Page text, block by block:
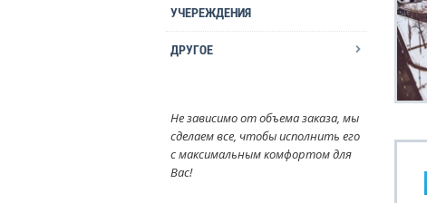
УЧЕРЕЖДЕНИЯ
ДРУГОЕ
Не зависимо от объема заказа, мы
сделаем все, чтобы исполнить его
с максимальным комфортом для
Вас!